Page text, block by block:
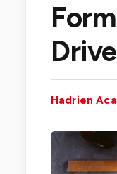
Hadrien